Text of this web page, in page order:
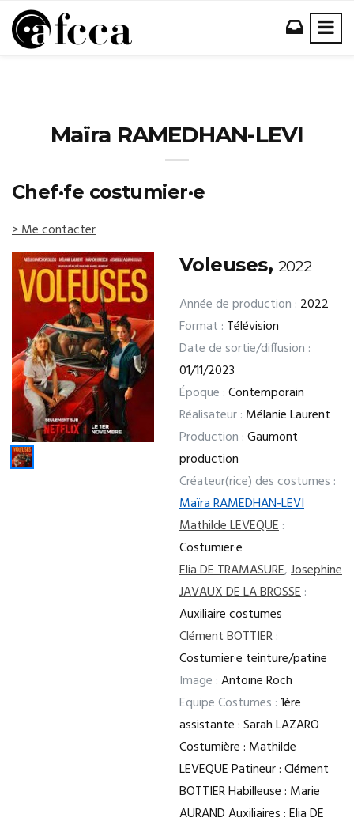
Maïra RAMEDHAN-LEVI
Chef·fe costumier·e
> Me contacter
Voleuses, 2022
Année de production : 2022
Format : Télévision
Date de sortie/diffusion :
01/11/2023
Époque :Contemporain
Réalisateur : Mélanie Laurent
Production :Gaumont
production
Créateur(rice) des costumes :
Maïra RAMEDHAN-LEVI
Mathilde LEVEQUE:
Costumier·e
Elia DE TRAMASURE,Josephine
JAVAUX DE LA BROSSE:
Auxiliaire costumes
Clément BOTTIER:
Costumier·e teinture/patine
Image :Antoine Roch
Equipe Costumes :1ère
assistante : Sarah LAZARO
Costumière : Mathilde
LEVEQUE Patineur : Clément
BOTTIER Habilleuse : Marie
AURAND Auxiliaires : Elia DE